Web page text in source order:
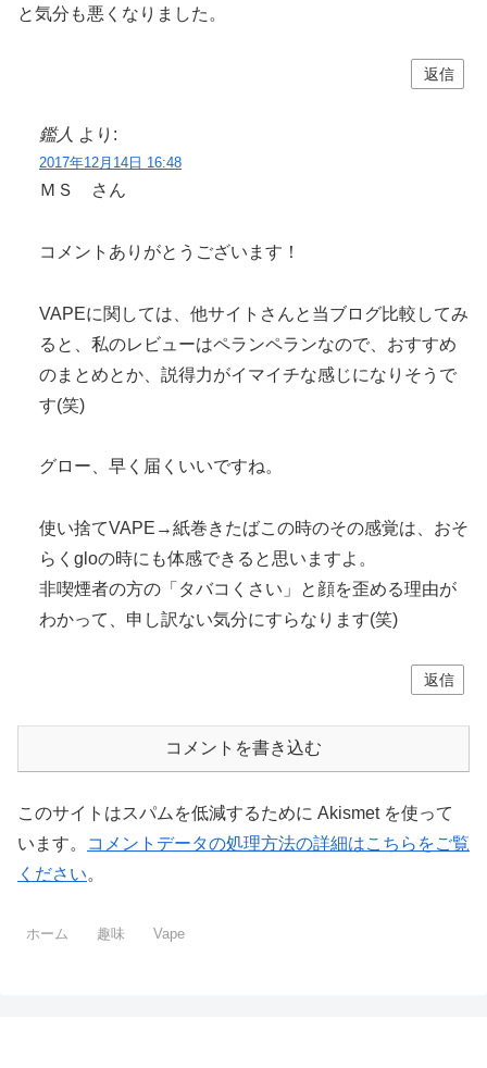
と気分も悪くなりました。
返信
鑑人 より:
2017年12月14日 16:48
ＭＳ さん
コメントありがとうございます！
VAPEに関しては、他サイトさんと当ブログ比較してみ
ると、私のレビューはペランペランなので、おすすめ
のまとめとか、説得力がイマイチな感じになりそうで
す(笑)
グロー、早く届くいいですね。
使い捨てVAPE→紙巻きたばこの時のその感覚は、おそ
らくgloの時にも体感できると思いますよ。
非喫煙者の方の「タバコくさい」と顔を歪める理由が
わかって、申し訳ない気分にすらなります(笑)
返信
コメントを書き込む
このサイトはスパムを低減するために Akismet を使って
います。
コメントデータの処理方法の詳細はこちらをご覧
ください。
ホーム 趣味 Vape